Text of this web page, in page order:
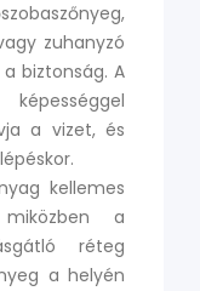
zuhanyzó
biztonság. A
a vizet, és
kellemes
a
réteg
a helyén